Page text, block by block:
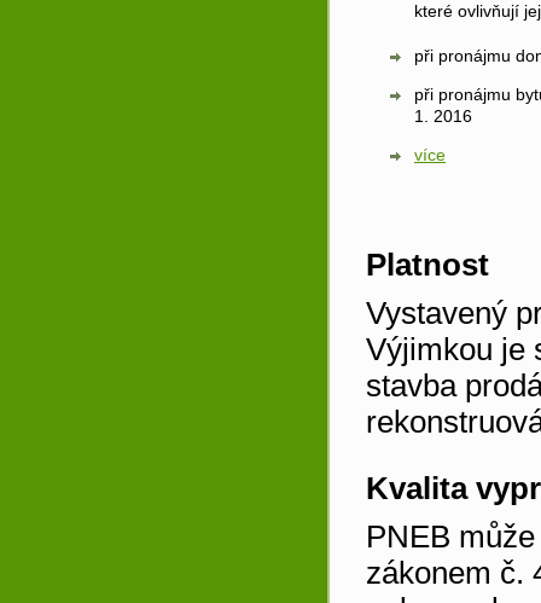
které ovlivňují
při pronájmu
při pronájmu
1. 2016
více
Platnost
Vystavený
Výjimkou je
stavba
Kvalita
PNEB
zákonem č.